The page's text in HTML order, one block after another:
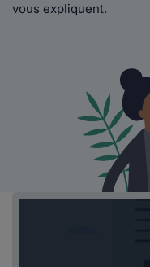
vous expliquent.